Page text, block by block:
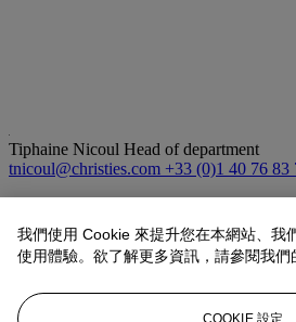
Tiphaine Nicoul Head of department
tnicoul@christies.com +33 (0)1 40 76 83
Qianlong period wash basins have been
cinnabar lacquer examples lined with a
我們使用 Cookie 來提升您在本網站、我
使用體驗。欲了解更多資訊，請參閱我們
COOKIE 設定